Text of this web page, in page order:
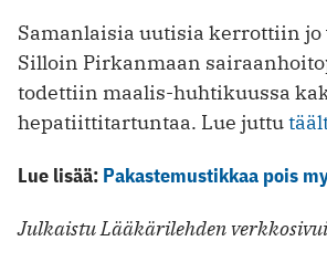
Samanlaisia uutisia kerrottiin
Silloin Pirkanmaan
todettiin maalis-huhtikuussa
hepatiittitartuntaa. Lue juttu
Lue lisää: Pakastemustikkaa pois
Julkaistu Lääkärilehden